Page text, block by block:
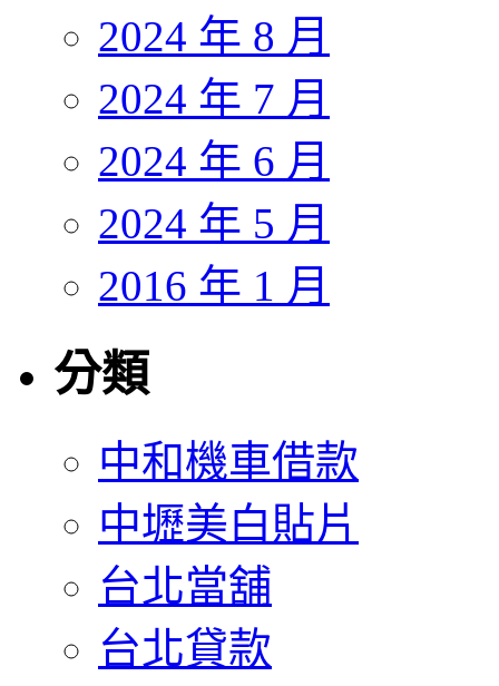
2024 年 8 月
2024 年 7 月
2024 年 6 月
2024 年 5 月
2016 年 1 月
分類
中和機車借款
中壢美白貼片
台北當舖
台北貸款